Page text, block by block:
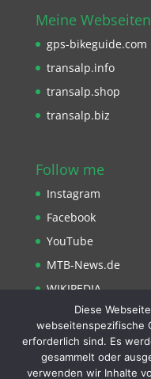
Meine Webseiten
gps-bikeguide.com
transalp.info
transalp.shop
transalp.biz
Follow me
Instagram
Facebook
YouTube
MTB-News.de
WIKIPEDIA
StravaDiese
webseitenspezifische
erforderlich sind. Es
gesammelt oder
verwenden wir Inhalte